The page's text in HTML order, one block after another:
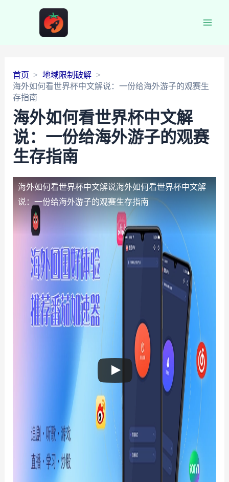
首页
地域限制破解
海外如何看世界杯中文解说：一份给海外游子的观赛生
存指南
海外如何看世界杯中文解
说：一份给海外游子的观赛
生存指南
海外如何看世界杯中文解说海外如何看世界杯中文解
说：一份给海外游子的观赛生存指南